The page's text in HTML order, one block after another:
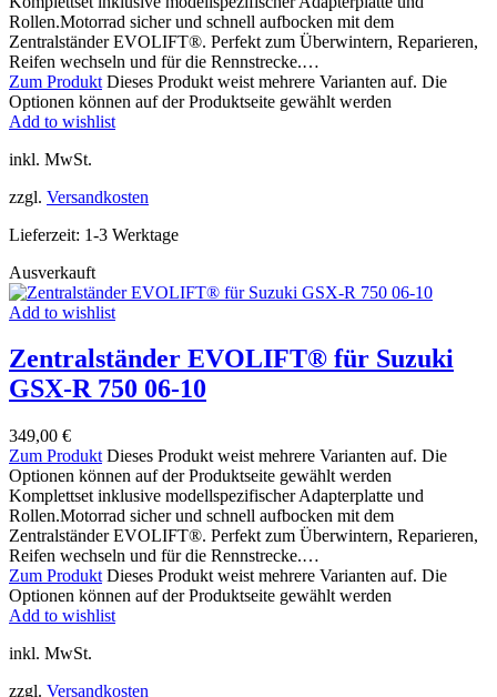
Rollen.Motorrad sicher und schnell aufbocken mit dem
Zentralständer EVOLIFT®. Perfekt zum Überwintern, Reparieren,
Reifen wechseln und für die Rennstrecke.…
Zum Produkt Dieses Produkt weist mehrere Varianten auf. Die
Optionen können auf der Produktseite gewählt werden
Add to wishlist
inkl. MwSt.
zzgl. Versandkosten
Lieferzeit: 1-3 Werktage
Ausverkauft
Add to wishlist
Zentralständer EVOLIFT® für Suzuki
GSX-R 750 06-10
349,00 €
Zum Produkt Dieses Produkt weist mehrere Varianten auf. Die
Optionen können auf der Produktseite gewählt werden
Komplettset inklusive modellspezifischer Adapterplatte und
Rollen.Motorrad sicher und schnell aufbocken mit dem
Zentralständer EVOLIFT®. Perfekt zum Überwintern, Reparieren,
Reifen wechseln und für die Rennstrecke.…
Zum Produkt Dieses Produkt weist mehrere Varianten auf. Die
Optionen können auf der Produktseite gewählt werden
Add to wishlist
inkl. MwSt.
zzgl. Versandkosten